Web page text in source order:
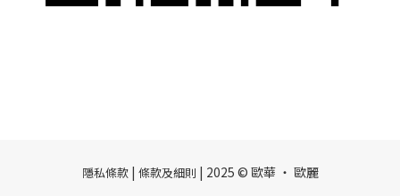
隱私條款| 條款及細則 | 2025 © 歐華 ‧ 歐麗